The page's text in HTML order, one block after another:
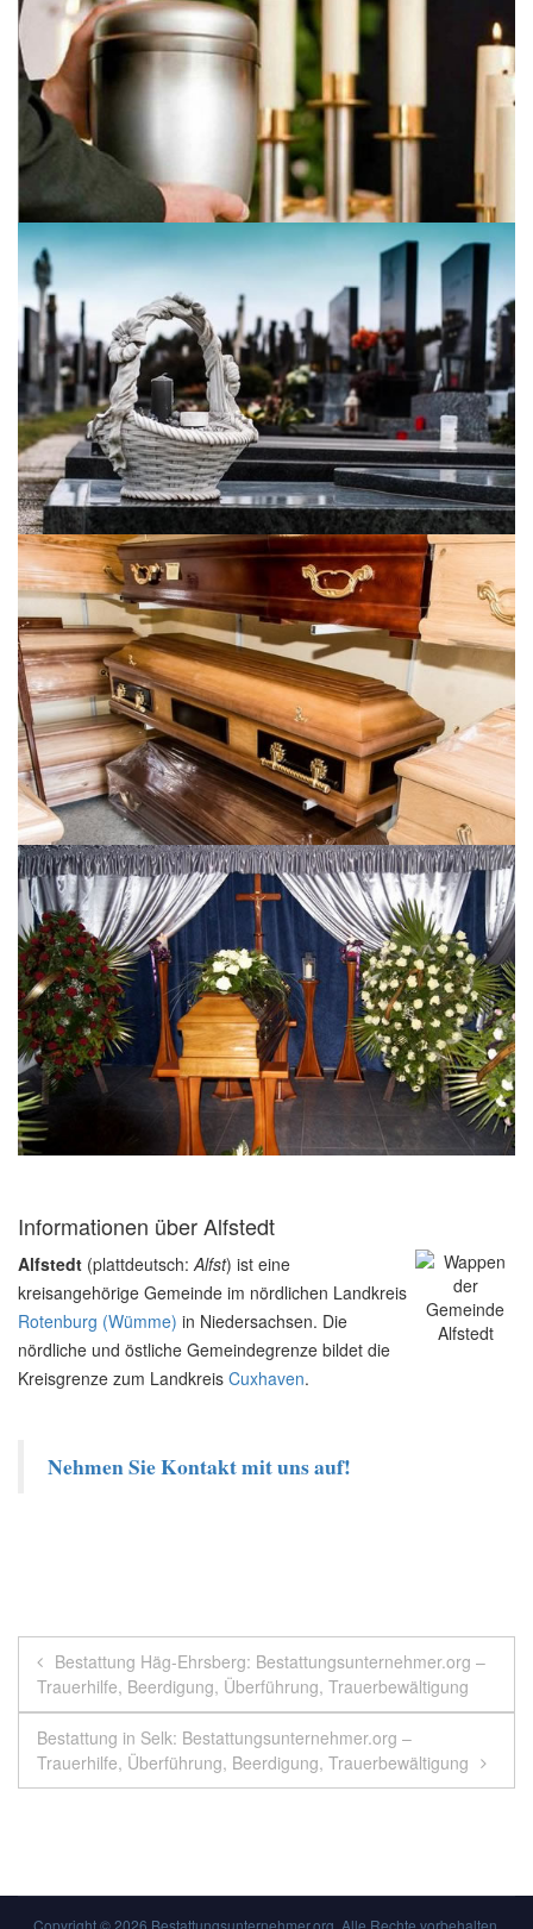
Informationen über Alfstedt
Alfstedt (plattdeutsch: Alfst) ist eine
kreisangehörige Gemeinde im nördlichen Landkreis
Rotenburg (Wümme) in Niedersachsen. Die
nördliche und östliche Gemeindegrenze bildet die
Kreisgrenze zum Landkreis Cuxhaven.
Nehmen Sie Kontakt mit uns auf!
Beitragsnavigation
Bestattung Häg-Ehrsberg: Bestattungsunternehmer.org –
Trauerhilfe, Beerdigung, Überführung, Trauerbewältigung
Bestattung in Selk: Bestattungsunternehmer.org –
Trauerhilfe, Überführung, Beerdigung, Trauerbewältigung
Copyright © 2026 Bestattungsunternehmer.org . Alle Rechte vorbehalten.